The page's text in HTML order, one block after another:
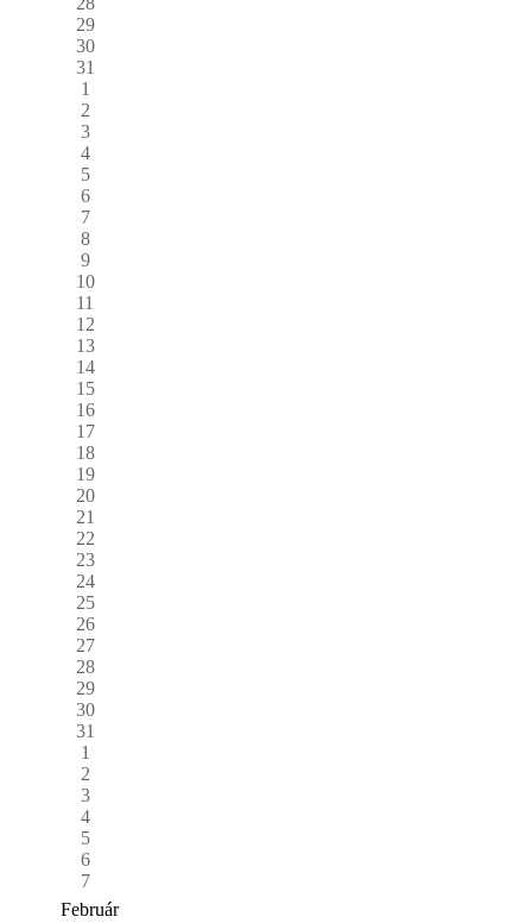
29
30
31
1
2
3
4
5
6
7
8
9
10
11
12
13
14
15
16
17
18
19
20
21
22
23
24
25
26
27
28
29
30
31
1
2
3
4
5
6
7
Február